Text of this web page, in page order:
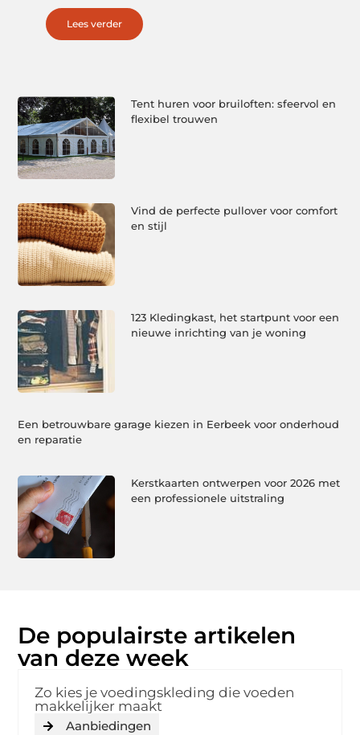
Lees verder
Tent huren voor bruiloften: sfeervol en
flexibel trouwen
Vind de perfecte pullover voor comfort
en stijl
123 Kledingkast, het startpunt voor een
nieuwe inrichting van je woning
Een betrouwbare garage kiezen in Eerbeek voor onderhoud
en reparatie
Kerstkaarten ontwerpen voor 2026 met
een professionele uitstraling
De populairste artikelen
van deze week
Zo kies je voedingskleding die voeden
makkelijker maakt
Aanbiedingen